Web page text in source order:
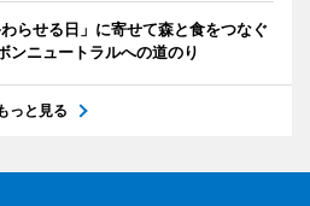
らせる日」に寄せて森と食をつなぐ
ンニュートラルへの道のり
っと見る